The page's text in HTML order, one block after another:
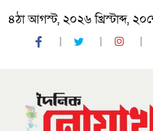
৪ঠা আগস্ট, ২০২৬ খ্রিস্টাব্দ,